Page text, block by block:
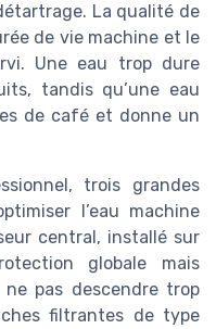
La qualité de
de vie machine et le
Une eau trop dure
tandis qu’une eau
de café et donne un
trois grandes
l’eau machine
central, installé sur
globale mais
pas descendre trop
filtrantes de type